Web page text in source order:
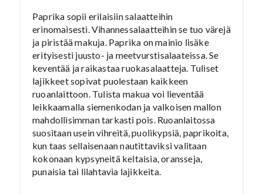
Paprika sopii erilaisiin salaatteihin
erinomaisesti. Vihannessalaatteihin se tuo värejä
ja piristää makuja. Paprika on mainio lisäke
erityisesti juusto- ja meetvurstisalaateissa. Se
keventää ja raikastaa ruokasalaatteja. Tuliset
lajikkeet sopivat puolestaan kaikkeen
ruoanlaittoon. Tulista makua voi lieventää
leikkaamalla siemenkodan ja valkoisen mallon
mahdollisimman tarkasti pois. Ruoanlaitossa
suositaan usein vihreitä, puolikypsiä, paprikoita,
kun taas sellaisenaan nautittaviksi valitaan
kokonaan kypsyneitä keltaisia, oransseja,
punaisia tai lilahtavia lajikkeita.